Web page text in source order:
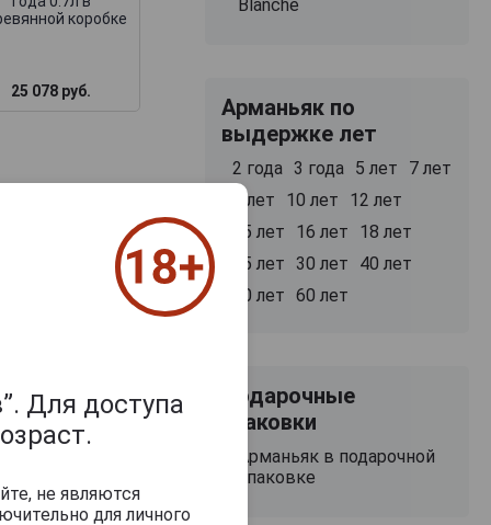
коробке
25 078 руб.
Blanche
Арманьяк по
выдержке лет
2 года 3 года 5 лет
7 лет
8 лет
10 лет
12 лет
15 лет
16 лет
18 лет
25 лет 30 лет
40 лет
50 лет 60 лет
Подарочные
упаковки
Арманьяк в подарочной
упаковке
Для доступа
не являются
для личного